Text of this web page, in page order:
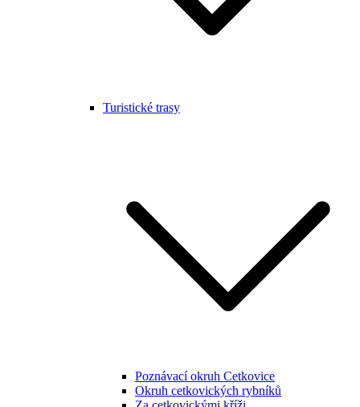
Turistické trasy
Poznávací okruh Cetkovice
Okruh cetkovických rybníků